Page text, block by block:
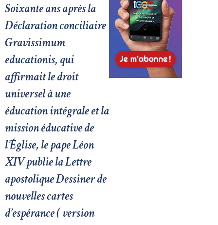
Soixante ans après la
Déclaration conciliaire
Gravissimum
educationis, qui
affirmait le droit
universel à une
éducation intégrale et la
mission éducative de
l’Église, le pape Léon
XIV publie la Lettre
apostolique Dessiner de
nouvelles cartes
d’espérance ( version